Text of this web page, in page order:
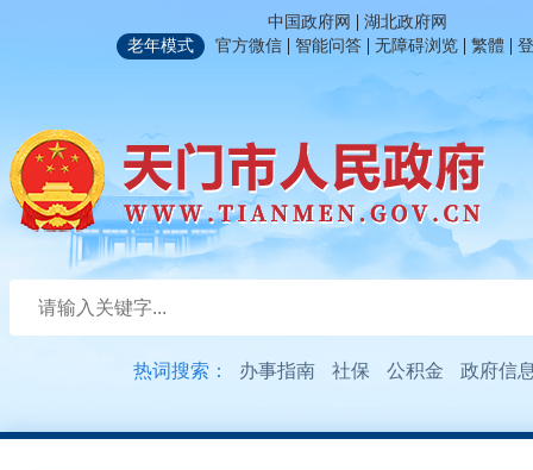
中国政府网 | 湖北政府网
老年模式
官方微信 | 智能问答 | 无障碍浏览 | 繁體 |
热词搜索： 办事指南 社保 公积金 政府信